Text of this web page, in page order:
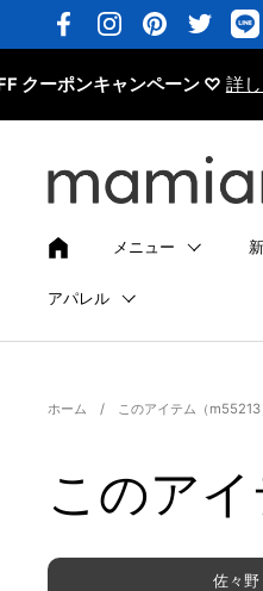
コンテンツへスキップ
FacebookInstagramPinterestTwitter
ポンキャンペーン ♡ 詳しくは
メニュー
アパレル
ホーム / このアイテム（m55213
このア
佐々野